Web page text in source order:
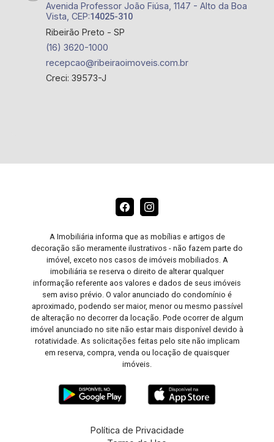
Avenida Professor João Fiúsa, 1147 - Alto da Boa
Vista, CEP:14025-310
Ribeirão Preto - SP
(16) 3620-1000
recepcao@ribeiraoimoveis.com.br
Creci: 39573-J
A Imobiliária informa que as mobílias e artigos de
decoração são meramente ilustrativos - não fazem parte do
imóvel, exceto nos casos de imóveis mobiliados. A
imobiliária se reserva o direito de alterar qualquer
informação referente aos valores e dados de seus imóveis
sem aviso prévio. O valor anunciado do condomínio é
aproximado, podendo ser maior, menor ou mesmo passível
de alteração no decorrer da locação. Pode ocorrer de algum
imóvel anunciado no site não estar mais disponível devido à
rotatividade. As solicitações feitas pelo site não implicam
em reserva, compra, venda ou locação de quaisquer
imóveis.
Política de Privacidade